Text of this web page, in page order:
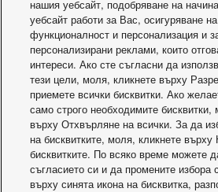
Quick Menu button (For more
separate Quick Menu Guide)
Back button. Returns to the
LCD Display
Main Menu button. For
нашия уебсайт, подобряване на
уебсайт работи за Вас, осигуряване
функционалност и персонализация и
персонализирани реклами, които
интереси. Ако сте съгласни да
тези цели, моля, кликнете върху
приемете всички бисквитки. Ако
само строго необходимите бисквитки,
върху Отхвърляне на всички. За да
на бисквитките, моля, кликнете върху
бисквитките. По всяко време можете
съгласието си и да промените избора
върху синята икона на бисквитка,